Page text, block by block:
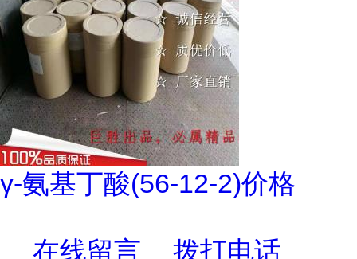
γ-氨基丁酸(56-12-2)价格
在线留言 拨打电话